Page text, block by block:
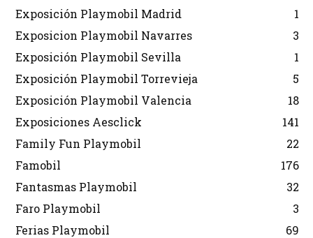
Exposición Playmobil Madrid
1
Exposicion Playmobil Navarres
3
Exposición Playmobil Sevilla
1
Exposición Playmobil Torrevieja
5
Exposición Playmobil Valencia
18
Exposiciones Aesclick
141
Family Fun Playmobil
22
Famobil
176
Fantasmas Playmobil
32
Faro Playmobil
3
Ferias Playmobil
69